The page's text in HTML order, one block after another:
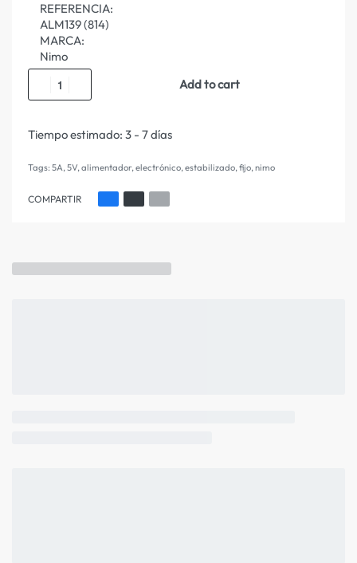
REFERENCIA:
ALM139 (814)
MARCA:
Nimo
Add to cart
Tiempo estimado: 3 - 7 días
Tags: 5A,5V,alimentador,electrónico,estabilizado,fijo,nimo
COMPARTIR